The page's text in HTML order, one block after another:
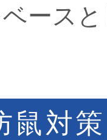
ース
鼠対策